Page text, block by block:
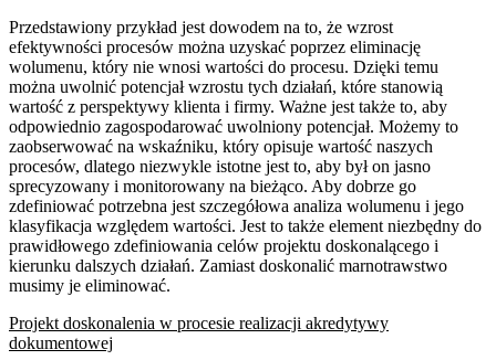
Przedstawiony przykład jest dowodem na to, że wzrost
efektywności procesów można uzyskać poprzez eliminację
wolumenu, który nie wnosi wartości do procesu. Dzięki temu
można uwolnić potencjał wzrostu tych działań, które stanowią
wartość z perspektywy klienta i firmy. Ważne jest także to, aby
odpowiednio zagospodarować uwolniony potencjał. Możemy to
zaobserwować na wskaźniku, który opisuje wartość naszych
procesów, dlatego niezwykle istotne jest to, aby był on jasno
sprecyzowany i monitorowany na bieżąco. Aby dobrze go
zdefiniować potrzebna jest szczegółowa analiza wolumenu i jego
klasyfikacja względem wartości. Jest to także element niezbędny do
prawidłowego zdefiniowania celów projektu doskonalącego i
kierunku dalszych działań. Zamiast doskonalić marnotrawstwo
musimy je eliminować.
Projekt doskonalenia w procesie realizacji akredytywy
dokumentowej